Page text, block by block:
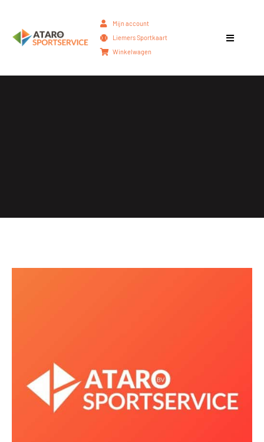
Mijn account
Liemers Sportkaart
Winkelwagen